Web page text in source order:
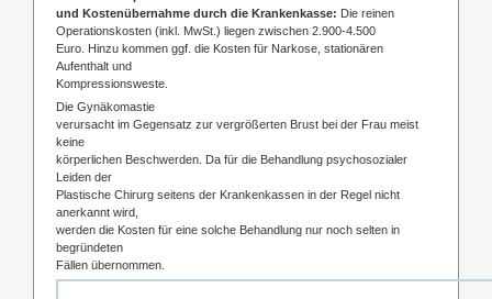
und Kostenübernahme durch die Krankenkasse: Die reinen
Operationskosten (inkl. MwSt.) liegen zwischen 2.900-4.500
Euro. Hinzu kommen ggf. die Kosten für Narkose, stationären
Aufenthalt und
Kompressionsweste.
Die Gynäkomastie
verursacht im Gegensatz zur vergrößerten Brust bei der Frau meist
keine
körperlichen Beschwerden. Da für die Behandlung psychosozialer
Leiden der
Plastische Chirurg seitens der Krankenkassen in der Regel nicht
anerkannt wird,
werden die Kosten für eine solche Behandlung nur noch selten in
begründeten
Fällen übernommen.